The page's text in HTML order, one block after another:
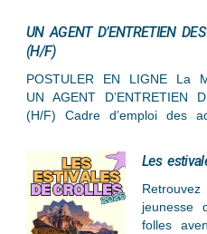
UN AGENT D’ENTRETIEN
(H/F)
POSTULER EN LIGNE La
UN AGENT D’ENTRETIEN
(H/F) Cadre d’emploi des
Les
jeunesse
folles